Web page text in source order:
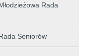
Rada
Seniorów